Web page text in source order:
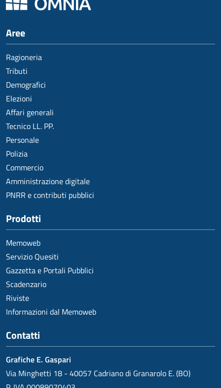
Aree
Ragioneria
Tributi
Demografici
Elezioni
Affari generali
Tecnico LL. PP.
Personale
Polizia
Commercio
Amministrazione digitale
PNRR e contributi pubblici
Prodotti
Memoweb
Servizio Quesiti
Gazzetta e Portali Pubblici
Scadenzario
Riviste
Informazioni dal Memoweb
Contatti
Grafiche E. Gaspari
Via Minghetti 18 - 40057 Cadriano di Granarolo E. (BO)